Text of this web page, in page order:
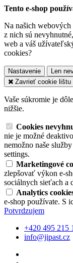
Tento e-shop
Na našich
z nich sú
web a váš
cookies?
Nastavenie Len
Zavrieť cookie lištu
Vaše súkromie je
nižšie.
Cookies
nie je možné
nemožno naše
settings.
Marketingové
zlepšovať výkon e-
sociálnych sieťach a
Analytics
e-shop používate. S
Potvrdzujem
+420 495 215
info@jipast.cz